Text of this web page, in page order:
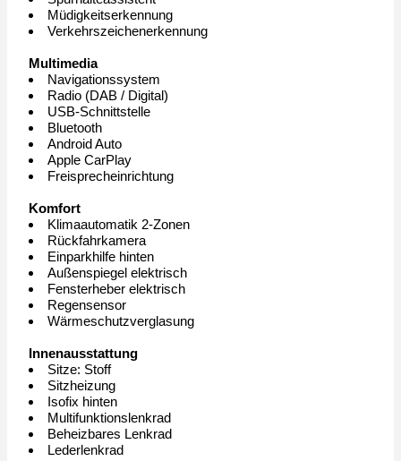
Müdigkeitserkennung
Verkehrszeichenerkennung
Multimedia
Navigationssystem
Radio (DAB / Digital)
USB-Schnittstelle
Bluetooth
Android Auto
Apple CarPlay
Freisprecheinrichtung
Komfort
Klimaautomatik 2-Zonen
Rückfahrkamera
Einparkhilfe hinten
Außenspiegel elektrisch
Fensterheber elektrisch
Regensensor
Wärmeschutzverglasung
Innenausstattung
Sitze: Stoff
Sitzheizung
Isofix hinten
Multifunktionslenkrad
Beheizbares Lenkrad
Lederlenkrad